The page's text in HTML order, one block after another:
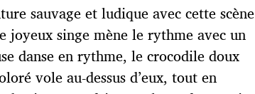
sauvage et ludique avec cette scène
joyeux singe mène le rythme avec un
danse en rythme, le crocodile doux
vole au-dessus d’eux, tout en